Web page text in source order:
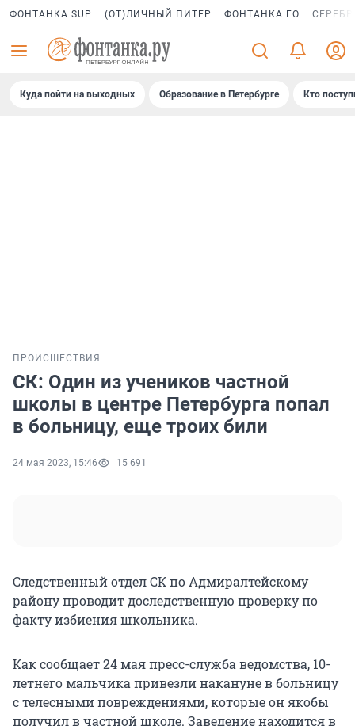
ФОНТАНКА SUP (ОТ)ЛИЧНЫЙ ПИТЕР ФОНТАНКА ГО
Куда пойти на выходных Образование в Петербурге Кто
ПРОИСШЕСТВИЯ
СК: Один из учеников частной
школы в центре Петербурга попал
в больницу, еще троих били
24 мая 2023, 15:46 15 691
Следственный отдел СК по Адмиралтейскому
району проводит доследственную проверку по
факту избиения школьника.
Как сообщает 24 мая пресс-служба ведомства, 10-
летнего мальчика привезли накануне в больницу
с телесными повреждениями, которые он якобы
получил в частной школе. Заведение находится в